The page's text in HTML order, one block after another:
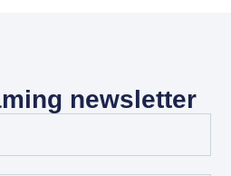
newsletter